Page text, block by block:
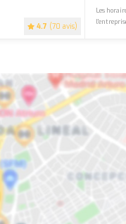
4.7 (70 avis)
Les